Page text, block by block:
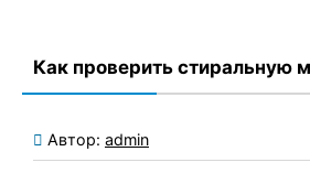
Как проверить стиральную
Автор: admin